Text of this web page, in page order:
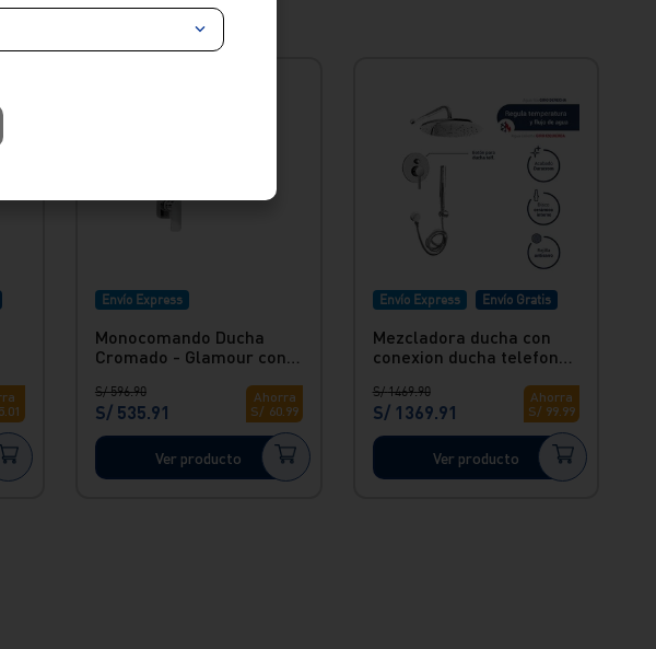
.01
Envío Express
Monocomando Ducha
Cromado - Glamour con
S/ 596.90
S/ 535.91
Ahorra
S/ 60.99
Ver producto
Envío Express Envío Gratis
Mezcladora ducha con
conexion ducha telefono
S/ 1469.90
S/ 1369.91
Ahorra
S/ 99.99
Ver producto